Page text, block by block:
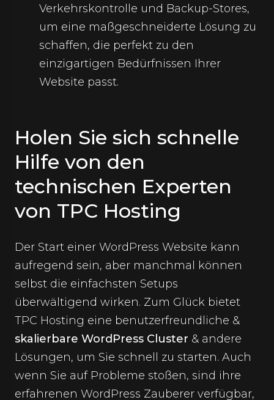
Verkehrskontrolle und Backup-Stores,
um eine maßgeschneiderte Lösung zu
schaffen, die perfekt zu den
einzigartigen Bedürfnissen Ihrer
Website passt.
Holen Sie sich schnelle
Hilfe von den
technischen Experten
von TPC Hosting
Der Start einer WordPress Website kann
aufregend sein, aber manchmal können
selbst die einfachsten Setups
überwältigend wirken. Zum Glück bietet
TPC Hosting eine benutzerfreundliche &
skalierbare WordPress Cluster & andere
Lösungen, um Sie schnell zu starten. Auch
wenn Sie auf Probleme stoßen, sind ihre
erfahrenen WordPress Zauberer verfügbar,